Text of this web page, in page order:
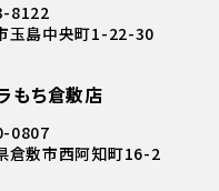
8122
玉島中央町1-22-30
もち倉敷店
0807
倉敷市西阿知町16-2